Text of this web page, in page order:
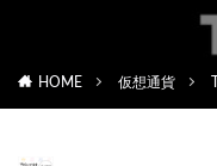
HOME 仮想通貨